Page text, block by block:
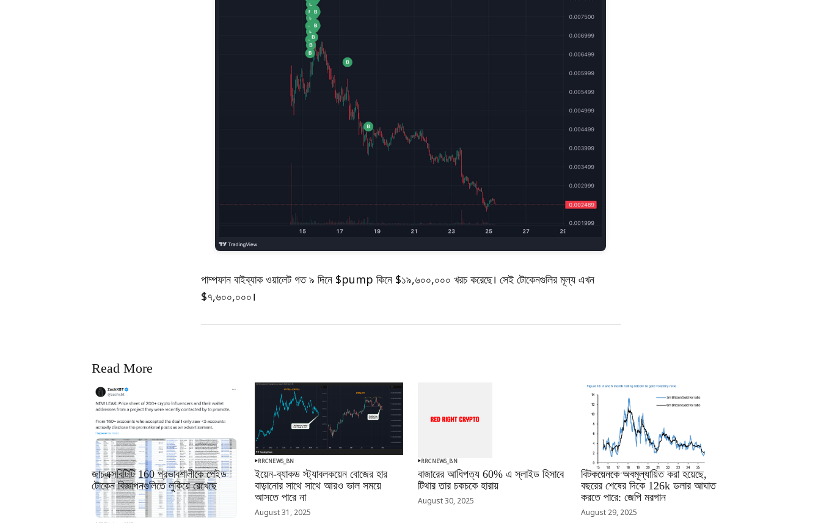
পাম্পফান বাইব্যাক ওয়ালেট গত ৯ দিনে $pump কিনে $১৯,৬০০,০০০ খরচ করেছে। সেই টোকেনগুলির মূল্য এখন
$৭,৬০০,০০০।
Read More
RRCNEWS_BN
জাচএক্সবিটিটি 160 প্রভাবশালীকে পেইড
টোকেন বিজ্ঞাপনগুলিতে লুকিয়ে রেখেছে
September 01, 2025
RRCNEWS_BN
ইয়েন-ব্যাকড স্ট্যাবলকয়েন বোজের হার
বাড়ানোর সাথে সাথে আরও ভাল সময়ে
আসতে পারে না
August 31, 2025
RRCNEWS_BN
বাজারের আধিপত্য 60% এ স্লাইড হিসাবে
টিথার তার চকচকে হারায়
August 30, 2025
RRCNEWS_BN
বিটকয়েনকে অবমূল্যায়িত করা হয়েছে,
বছরের শেষের দিকে 126k ডলার আঘাত
করতে পারে: জেপি মরগান
August 29, 2025